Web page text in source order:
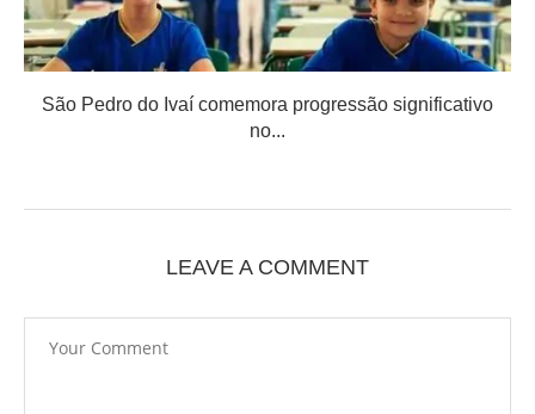
São Pedro do Ivaí comemora progressão significativo
no...
LEAVE A COMMENT